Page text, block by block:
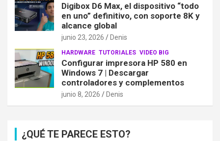
Digibox D6 Max, el dispositivo “todo
en uno” definitivo, con soporte 8K y
alcance global
junio 23, 2026 Denis
HARDWARE TUTORIALES VIDEO BIG
Configurar impresora HP 580 en
Windows 7 | Descargar
controladores y complementos
junio 8, 2026 Denis
¿QUÉ TE PARECE ESTO?